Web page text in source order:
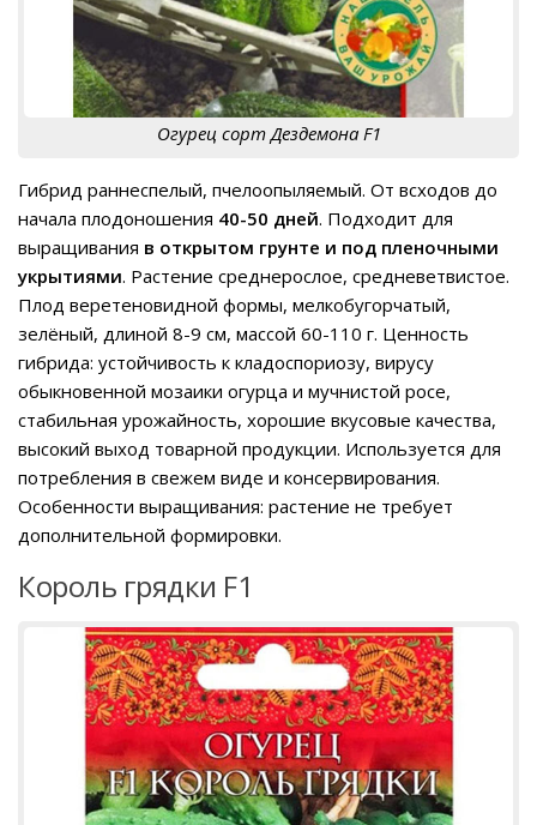
Огурец сорт Дездемона F1
Гибрид раннеспелый, пчелоопыляемый. От всходов до
начала плодоношения 40-50 дней. Подходит для
выращивания в открытом грунте и под пленочными
укрытиями. Растение среднерослое, средневетвистое.
Плод веретеновидной формы, мелкобугорчатый,
зелёный, длиной 8-9 см, массой 60-110 г. Ценность
гибрида: устойчивость к кладоспориозу, вирусу
обыкновенной мозаики огурца и мучнистой росе,
стабильная урожайность, хорошие вкусовые качества,
высокий выход товарной продукции. Используется для
потребления в свежем виде и консервирования.
Особенности выращивания: растение не требует
дополнительной формировки.
Король грядки F1